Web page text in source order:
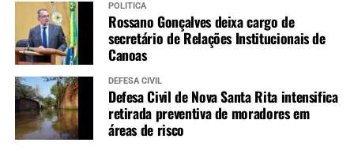
POLÍTICA
Rossano Gonçalves deixa cargo de
secretário de Relações Institucionais de
Canoas
DEFESA CIVIL
Defesa Civil de Nova Santa Rita intensifica
retirada preventiva de moradores em
áreas de risco